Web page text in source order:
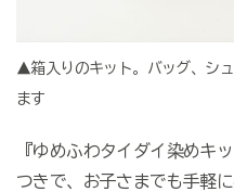
▲箱入りのキット。バッグ、シ
ます
『ゆめふわタイダイ染めキ
つきで、お子さまでも手軽